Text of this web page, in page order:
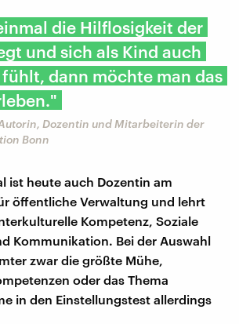
die Hilflosigkeit der
und sich als Kind auch
dann möchte man das
Dozentin und Mitarbeiterin der
Bonn
ist heute auch Dozentin am
öffentliche Verwaltung und lehrt
Kompetenz, Soziale
Kommunikation. Bei der Auswahl
zwar die größte Mühe,
oder das Thema
in den Einstellungstest allerdings